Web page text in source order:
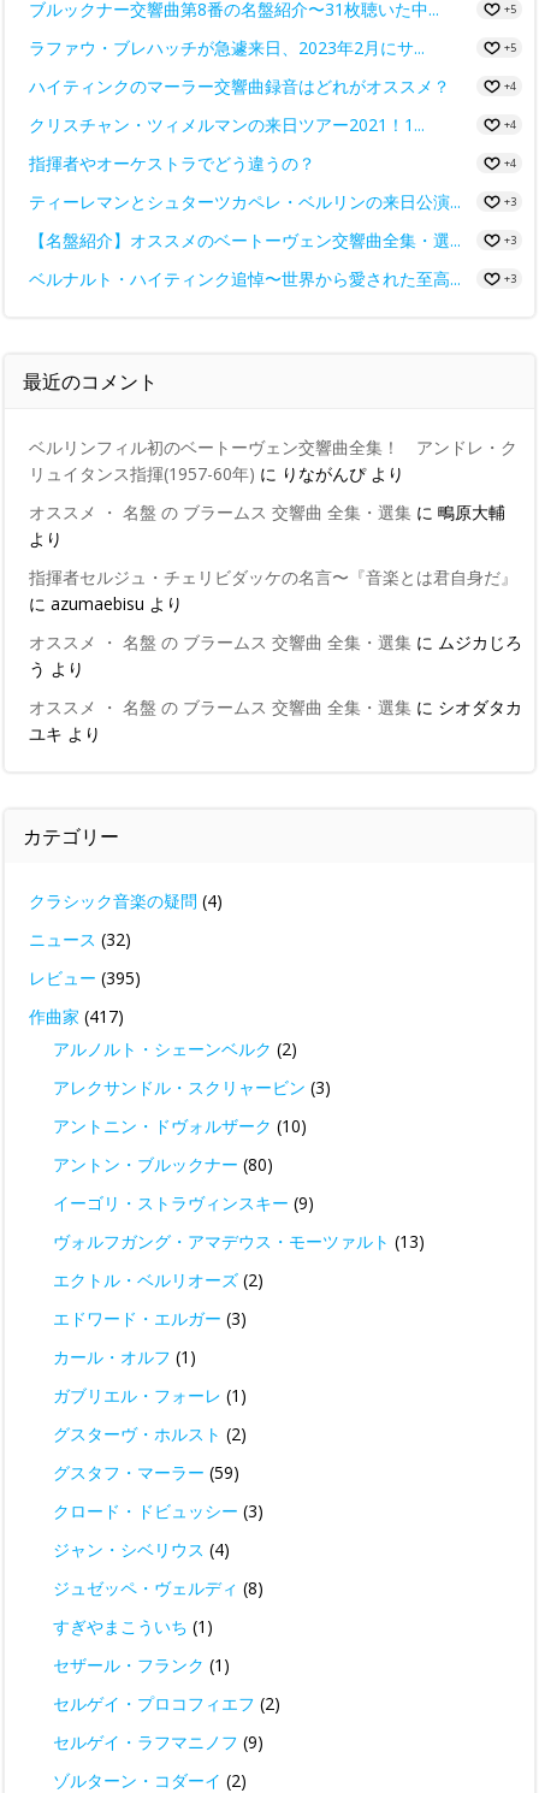
ブルックナー交響曲第8番の名盤紹介〜31枚聴いた中... +5
ラファウ・ブレハッチが急遽来日、2023年2月にサ... +5
ハイティンクのマーラー交響曲録音はどれがオススメ？ +4
クリスチャン・ツィメルマンの来日ツアー2021！1... +4
指揮者やオーケストラでどう違うの？ +4
ティーレマンとシュターツカペレ・ベルリンの来日公演... +3
【名盤紹介】オススメのベートーヴェン交響曲全集・選... +3
ベルナルト・ハイティンク追悼〜世界から愛された至高... +3
最近のコメント
ベルリンフィル初のベートーヴェン交響曲全集！ アンドレ・ク
リュイタンス指揮(1957-60年) に りながんぴより
オススメ ・ 名盤 の ブラームス 交響曲 全集・選集 に 鴫原大輔
より
指揮者セルジュ・チェリビダッケの名言〜『音楽とは君自身だ』
に azumaebisu より
オススメ ・ 名盤 の ブラームス 交響曲 全集・選集 に ムジカじろ
う より
オススメ ・ 名盤 の ブラームス 交響曲 全集・選集 に シオダタカ
ユキ より
カテゴリー
クラシック音楽の疑問 (4)
ニュース (32)
レビュー (395)
作曲家 (417)
アルノルト・シェーンベルク (2)
アレクサンドル・スクリャービン (3)
アントニン・ドヴォルザーク (10)
アントン・ブルックナー (80)
イーゴリ・ストラヴィンスキー (9)
ヴォルフガング・アマデウス・モーツァルト (13)
エクトル・ベルリオーズ (2)
エドワード・エルガー (3)
カール・オルフ (1)
ガブリエル・フォーレ (1)
グスターヴ・ホルスト (2)
グスタフ・マーラー (59)
クロード・ドビュッシー (3)
ジャン・シベリウス (4)
ジュゼッペ・ヴェルディ (8)
すぎやまこういち (1)
セザール・フランク (1)
セルゲイ・プロコフィエフ (2)
セルゲイ・ラフマニノフ (9)
ゾルターン・コダーイ (2)